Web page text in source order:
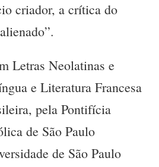
criador, a crítica do
Letras Neolatinas e
e Literatura Francesa
pela Pontifícia
de São Paulo
de São Paulo